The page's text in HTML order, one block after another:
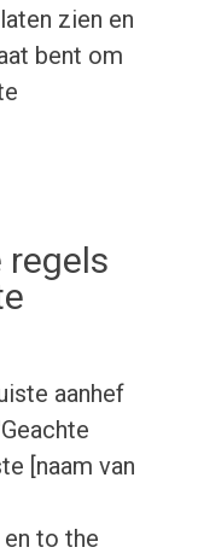
zien en
bent om
regels
aanhef
[naam van
to the